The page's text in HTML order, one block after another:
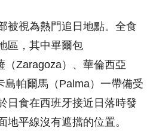
被視為熱門追日地點。全食
區，其中畢爾包
（Zaragoza）、華倫西亞
島帕爾馬（Palma）一帶備受
日食在西班牙接近日落時發
地平線沒有遮擋的位置。